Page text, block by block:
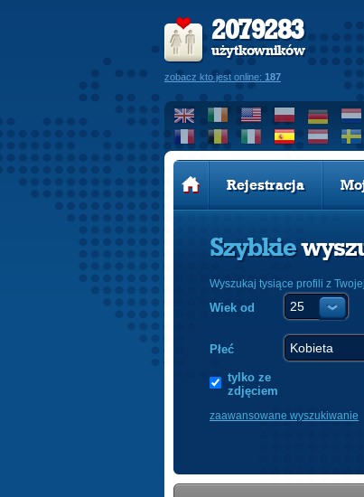
2079283
użytkowników
zobacz kto jest online: 187
Rejestracja
Szybkie
Wyszukaj tysiące profili z
Wiek od
Płeć
tylko ze
zdjęciem
zaawansowane wyszukiwanie